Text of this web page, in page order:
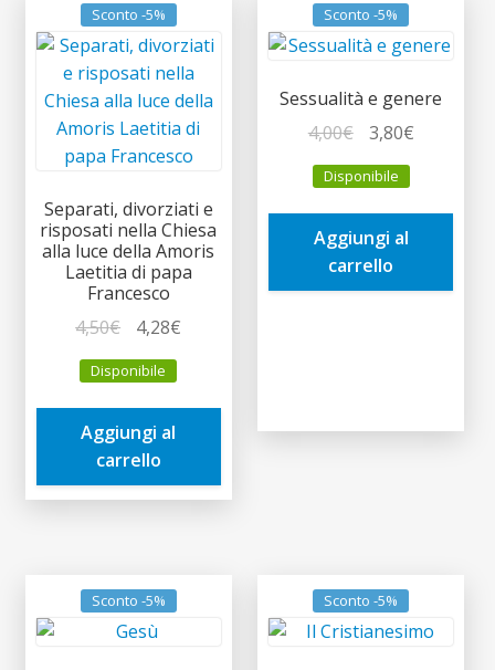
Sconto -5%
Separati, divorziati e
risposati nella Chiesa
alla luce della Amoris
Laetitia di papa
Francesco
4,50€
prezzo
originale
era:
4,50€.
4,28€
è:
Disponibile
Aggiungi al
carrello
Sconto -5%
Sessualità e genere
4,00€
prezzo
originale
era:
4,00€.
3,80€Il
è:
Disponibile
Aggiungi al
carrello
Sconto -5% Sconto -5%